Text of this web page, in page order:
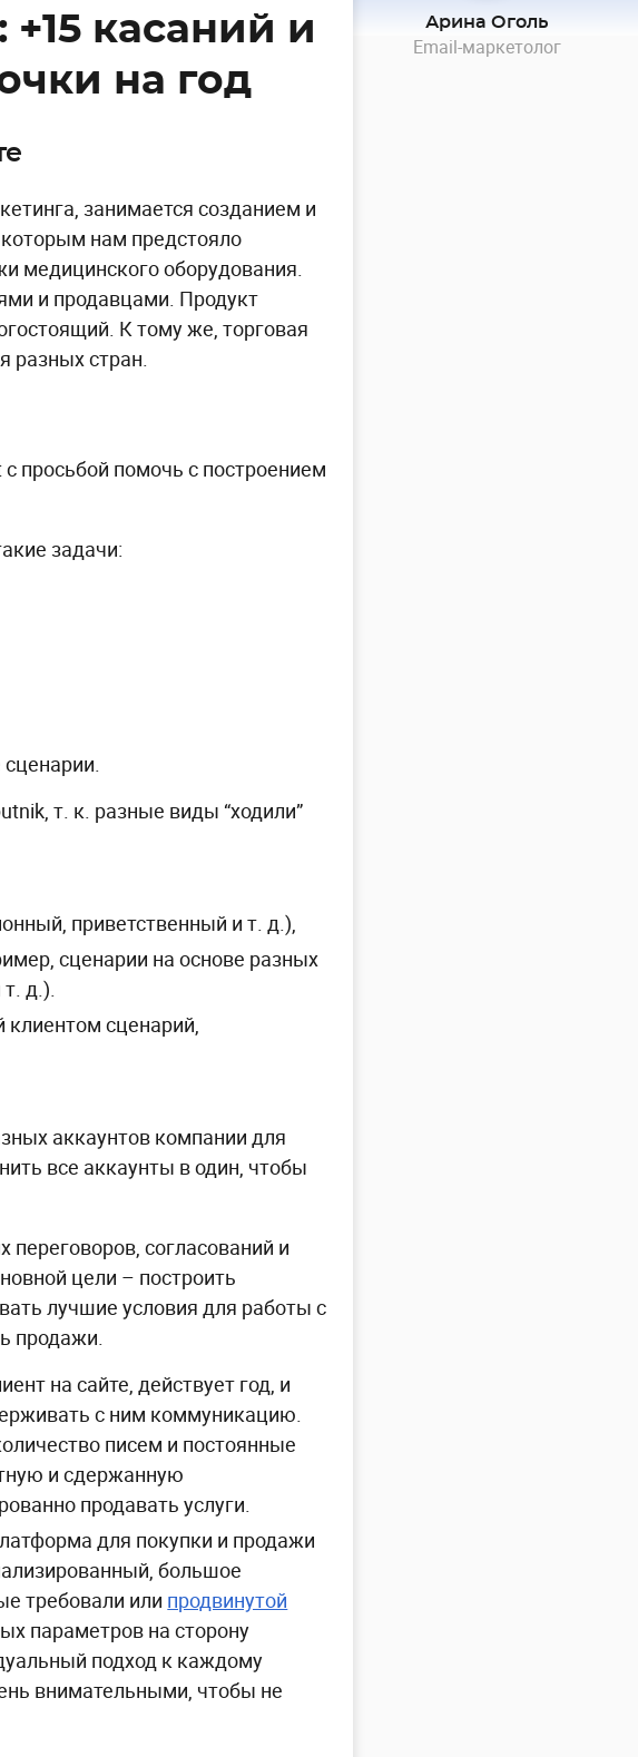
касаний и
на год
занимается созданием и
нам предстояло
медицинского оборудования.
и продавцами. Продукт
К тому же, торговая
разных стран.
просьбой помочь с построением
задачи:
т. к. разные виды “ходили”
приветственный и т. д.),
сценарии на основе разных
д.).
клиентом сценарий,
аккаунтов компании для
все аккаунты в один, чтобы
переговоров, согласований и
цели – построить
лучшие условия для работы с
продажи.
на сайте, действует год, и
с ним коммуникацию.
писем и постоянные
и сдержанную
продавать услуги.
для покупки и продажи
большое
требовали или продвинутой
параметров на сторону
подход к каждому
внимательными, чтобы не
Арина Оголь
Email-маркетолог